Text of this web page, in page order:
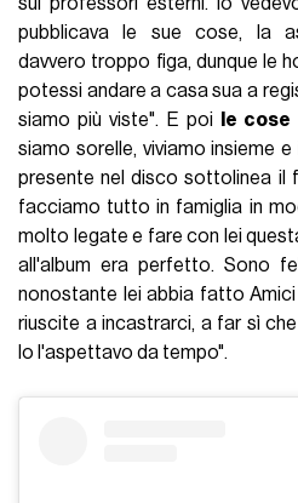
sui professori esterni. Io
pubblicava le sue cose, la
davvero troppo figa, dunque le
potessi andare a casa sua a
siamo più viste". E poi
le
siamo sorelle, viviamo insieme
presente nel disco sottolinea il
facciamo tutto in famiglia in
molto legate e fare con lei
all'album era perfetto. Sono
nonostante lei abbia fatto
riuscite a incastrarci, a far sì
Io l'aspettavo da tempo".